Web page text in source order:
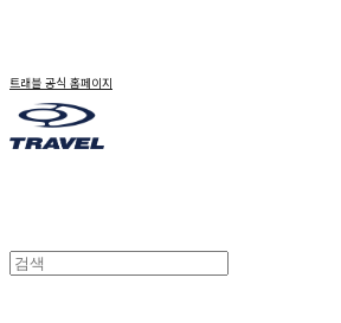
트래블 공식 홈페이지